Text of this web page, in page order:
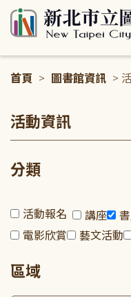
首頁 > 圖書館資訊 >
活動資訊
分類
活動報名 講座
電影欣賞
藝文活動
區域